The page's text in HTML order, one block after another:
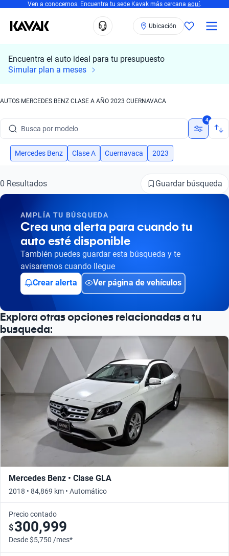
Ven a conocernos. Encuentra tu sede Kavak más cercana aquí.
Ubicación
Encuentra el auto ideal para tu presupuesto
Simular plan a meses
AUTOS MERCEDES BENZ CLASE A AÑO 2023 CUERNAVACA
Busca por modelo
Busca por versión
Busca por marca
Busca por modelo
Busca por versión
Busca por año
4
Mercedes Benz Clase A Cuernavaca 2023
0 Resultados Guardar búsqueda
AMPLÍA TU BÚSQUEDA
Crea una alerta para cuando tu
auto esté disponible
También puedes guardar esta búsqueda y te
avisaremos cuando llegue
Crear alerta
Ver página de vehículos
Explora otras opciones relacionadas a tu
busqueda:
Mercedes Benz • Clase GLA
2018 • 84,869 km • Automático
Precio contado
$300,999
Desde $5,750 /mes*